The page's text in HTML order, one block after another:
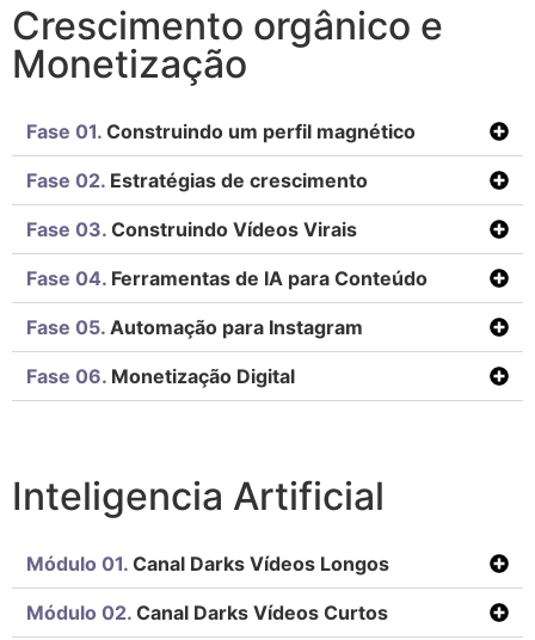
Crescimento orgânico e
Monetização
Fase 01. Construindo um perfil magnético
Fase 02. Estratégias de crescimento
Fase 03. Construindo Vídeos Virais
Fase 04. Ferramentas de IA para Conteúdo
Fase 05. Automação para Instagram
Fase 06. Monetização Digital
Inteligencia Artificial
Módulo 01. Canal Darks Vídeos Longos
Módulo 02. Canal Darks Vídeos Curtos